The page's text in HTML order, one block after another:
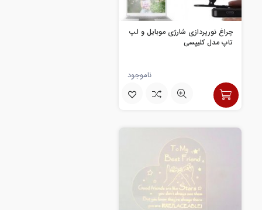
چراغ نورپردازی شارژی موبایل و لپ
تاپ مدل کلیپسی
ناموجود